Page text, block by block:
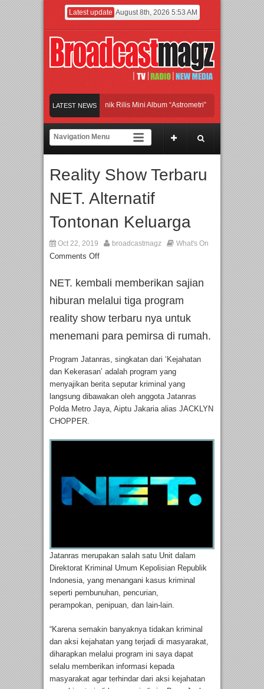
Latest update August 8th, 2026 5:53 AM
LATEST NEWS
Britpop Asal Bogor Piknik Rilis Mini Album “Astrometri” Meramaikan
Gerbang Inovasi dan Peluang Bisnis Industri Gifts dan Housewares Asia
Reality Show Terbaru
NET. Alternatif
Tontonan Keluarga
Oct 22, 2019 broadcastmagz What's On
Comments Off
NET. kembali memberikan sajian
hiburan melalui tiga program
reality show terbaru nya untuk
menemani para pemirsa di rumah.
Program Jatanras, singkatan dari ‘Kejahatan
dan Kekerasan’ adalah program yang
menyajikan berita seputar kriminal yang
langsung dibawakan oleh anggota Jatanras
Polda Metro Jaya, Aiptu Jakaria alias JACKLYN
CHOPPER.
Jatanras merupakan salah satu Unit dalam
Direktorat Kriminal Umum Kepolisian Republik
Indonesia, yang menangani kasus kriminal
seperti pembunuhan, pencurian,
perampokan, penipuan, dan lain-lain.
“Karena semakin banyaknya tidakan kriminal
dan aksi kejahatan yang terjadi di masyarakat,
diharapkan melalui program ini saya dapat
selalu memberikan informasi kepada
masyarakat agar terhindar dari aksi kejahatan